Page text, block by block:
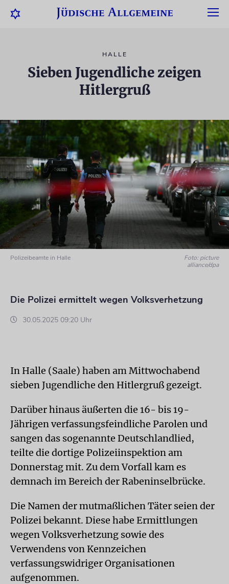
HALLE
Sieben Jugendliche zeigen
Hitlergruß
Polizeibeamte in Halle
Foto: picture
alliance/dpa
Die Polizei ermittelt wegen Volksverhetzung
30.05.2025 09:20 Uhr
In Halle (Saale) haben am Mittwochabend
sieben Jugendliche den Hitlergruß gezeigt.
Darüber hinaus äußerten die 16- bis 19-
Jährigen verfassungsfeindliche Parolen und
sangen das sogenannte Deutschlandlied,
teilte die dortige Polizeiinspektion am
Donnerstag mit. Zu dem Vorfall kam es
demnach im Bereich der Rabeninselbrücke.
Die Namen der mutmaßlichen Täter seien der
Polizei bekannt. Diese habe Ermittlungen
wegen Volksverhetzung sowie des
Verwendens von Kennzeichen
verfassungswidriger Organisationen
aufgenommen.